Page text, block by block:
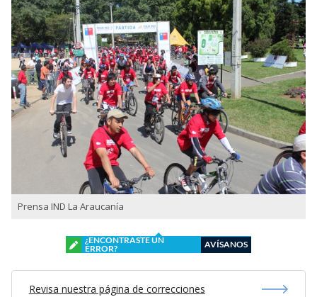
Prensa IND La Araucanía
¿ENCONTRASTE UN
ERROR?
AVÍSANOS
Revisa nuestra página de correcciones